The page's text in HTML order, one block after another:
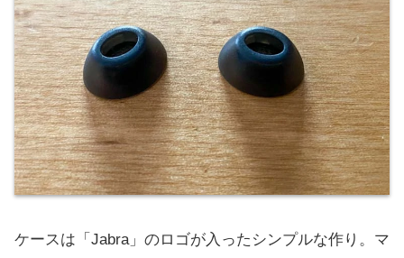
ケースは「Jabra」のロゴが入ったシンプルな作り。マ